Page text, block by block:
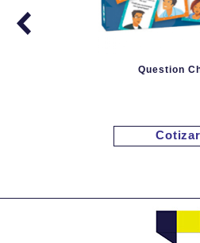
Question
Cotizar